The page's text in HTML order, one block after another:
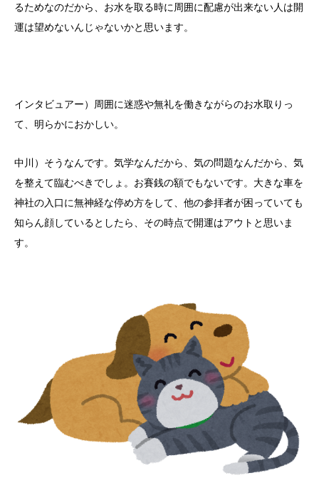
るためなのだから、お水を取る時に周囲に配慮が出来ない人は開
運は望めないんじゃないかと思います。
インタビュアー）周囲に迷惑や無礼を働きながらのお水取りっ
て、明らかにおかしい。
中川）そうなんです。気学なんだから、気の問題なんだから、気
を整えて臨むべきでしょ。お賽銭の額でもないです。大きな車を
神社の入口に無神経な停め方をして、他の参拝者が困っていても
知らん顔しているとしたら、その時点で開運はアウトと思いま
す。